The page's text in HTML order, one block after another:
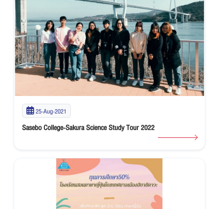
25-Aug-2021
Sasebo College-Sakura Science Study Tour 2022